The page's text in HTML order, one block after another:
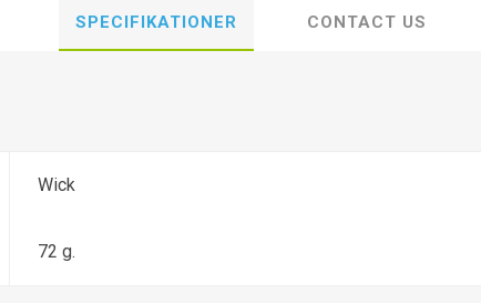
SPECIFIKATIONER CONTACT US
Wick
72 g.